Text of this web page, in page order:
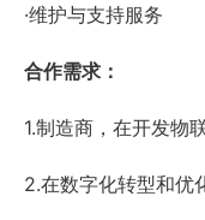
·维护与支持服务
合作需求：
1.制造商，在开发物
2.在数字化转型和优